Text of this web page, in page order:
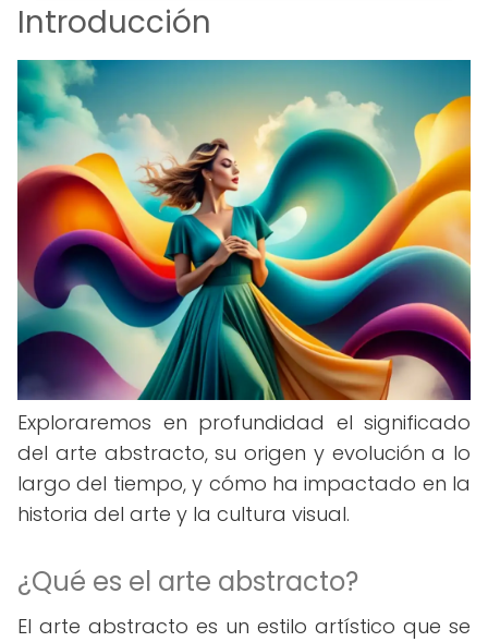
Introducción
Exploraremos en profundidad el significado
del arte abstracto, su origen y evolución a lo
largo del tiempo, y cómo ha impactado en la
historia del arte y la cultura visual.
¿Qué es el arte abstracto?
El arte abstracto es un estilo artístico que se